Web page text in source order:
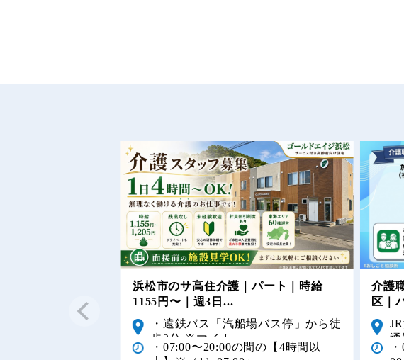
浜松市のサ高住介護｜パート｜時給
1155円〜｜週3日...
・遠鉄バス「汽船場バス停」から徒
歩2分 ※マイカー...
・07:00〜20:00の間の【4時間以
介護
区｜
通